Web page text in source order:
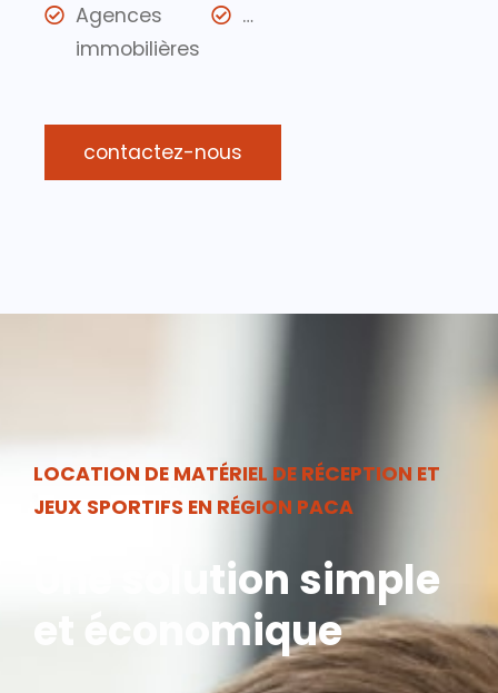
Agences
immobilières
…
contactez-nous
LOCATION DE MATÉRIEL DE RÉCEPTION ET
JEUX SPORTIFS EN RÉGION PACA
Une solution simple
et économique